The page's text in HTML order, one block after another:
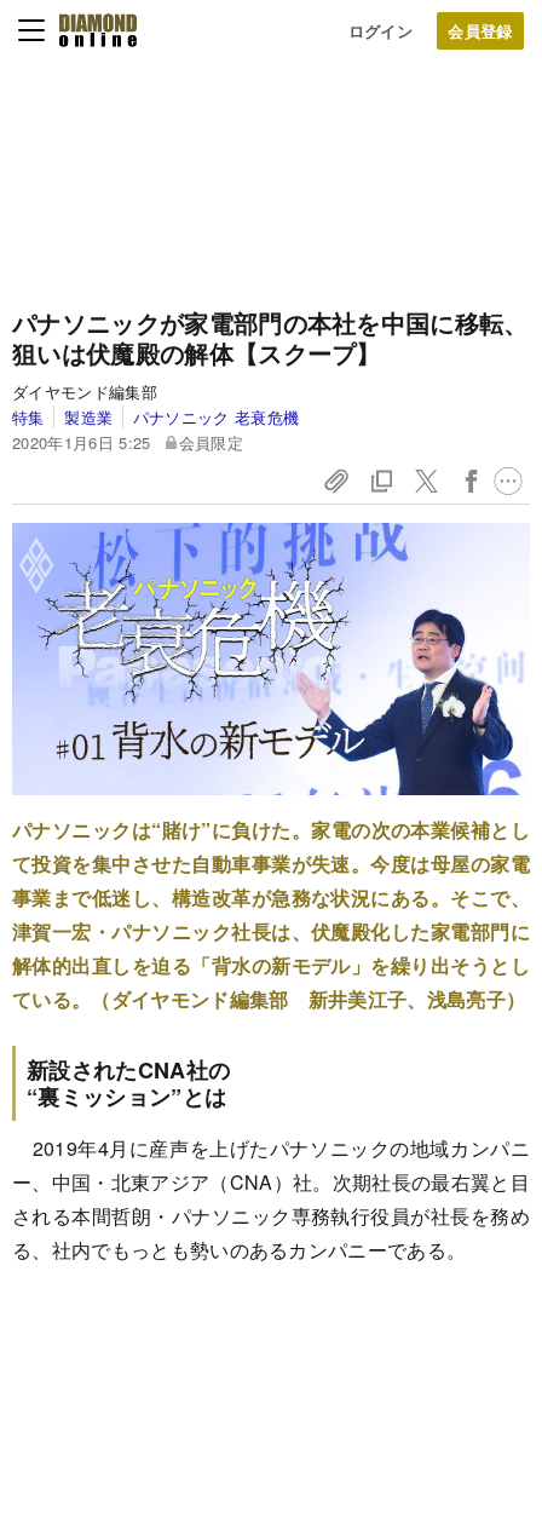
ログイン
パナソニックが家電部門の本社を中国に移転、
狙いは伏魔殿の解体【スクープ】
ダイヤモンド編集部
特集
製造業
パナソニック 老衰危機
2020年1月6日 5:25
会員限定
パナソニックは“賭け”に負けた。家電の次の本業候補とし
て投資を集中させた自動車事業が失速。今度は母屋の家電
事業まで低迷し、構造改革が急務な状況にある。そこで、
津賀一宏・パナソニック社長は、伏魔殿化した家電部門に
解体的出直しを迫る「背水の新モデル」を繰り出そうとし
ている。（ダイヤモンド編集部 新井美江子、浅島亮子）
新設されたCNA社の
“裏ミッション”とは
2019年4月に産声を上げたパナソニックの地域カンパニ
ー、中国・北東アジア（CNA）社。次期社長の最右翼と目
される本間哲朗・パナソニック専務執行役員が社長を務め
る、社内でもっとも勢いのあるカンパニーである。